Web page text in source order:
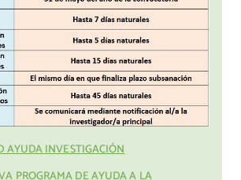
AYUDA INVESTIGACIÓN